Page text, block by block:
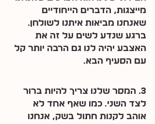
מייצגות, הדברים הייחודיים
שאנחנו מביאות איתנו לשולחן.
ברגע שנדע לשים על זה את
האצבע יהיה לנו גם הרבה יותר קל
עם הסעיף הבא.
3. המסר שלנו צריך להיות ברור
לצד השני. כמו שאף אחד לא
אוהב לקנות חתול בשק, אנחנו